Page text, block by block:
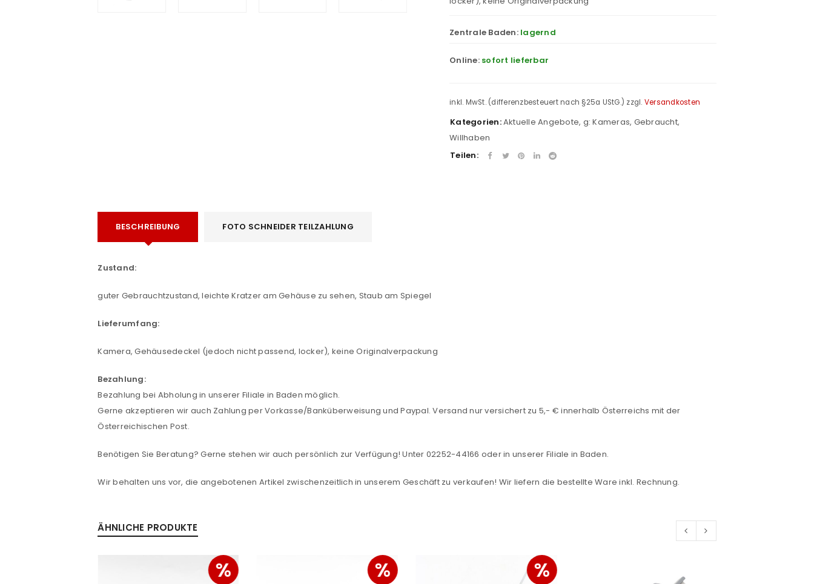
Anmeldeformular geschützt durch
PASSWORT VERGESSEN?
NEWSLETTER ABONNIEREN
Ich stimme zu
Ja, ich möchte ein Kundenkonto eröffnen und akzeptiere die
Zentrale Baden: lagernd
Online: sofort lieferbar
inkl. MwSt. (differenzbesteuert nach §25a UStG.) zzgl. Versandkosten
Kategorien:Aktuelle Angebote, g: Kameras, Gebraucht,
Willhaben
Teilen:
BESCHREIBUNG FOTO SCHNEIDER TEILZAHLUNG
Zustand:
guter Gebrauchtzustand, leichte Kratzer am Gehäuse zu sehen, Staub am Spiegel
Lieferumfang:
Kamera, Gehäusedeckel (jedoch nicht passend, locker), keine Originalverpackung
Bezahlung:
Bezahlung bei Abholung in unserer Filiale in Baden möglich.
Gerne akzeptieren wir auch Zahlung per Vorkasse/Banküberweisung und Paypal. Versand nur versichert zu 5,- € innerhalb Österreichs mit der
Österreichischen Post.
Benötigen Sie Beratung? Gerne stehen wir auch persönlich zur Verfügung! Unter 02252-44166 oder in unserer Filiale in Baden.
Wir behalten uns vor, die angebotenen Artikel zwischenzeitlich in unserem Geschäft zu verkaufen! Wir liefern die bestellte Ware inkl. Rechnung.
ÄHNLICHE PRODUKTE
% % %